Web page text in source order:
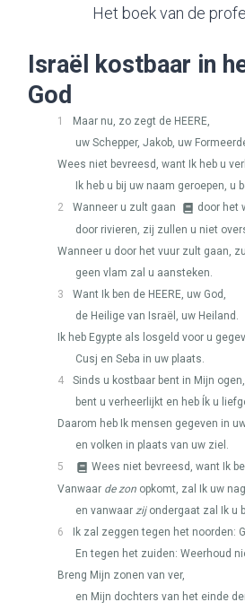
Het boek van de
Israël kostbaar in
God
1 Maar nu, zo zegt de HEERE,
uw Schepper, Jakob, uw
Wees niet bevreesd, want Ik heb u
Ik heb u bij uw naam geroepen, u
2
Wanneer u zult gaan
door het
door rivieren, zij zullen u niet
Wanneer u door het vuur zult gaan,
geen vlam zal u aansteken.
3
Want Ik ben de HEERE, uw God,
de Heilige van Israël, uw Heiland.
Ik heb Egypte als losgeld voor u
Cusj en Seba in uw plaats.
4
Sinds u kostbaar bent in Mijn ogen,
bent u verheerlijkt en heb Ík u
Daarom heb Ik mensen gegeven in
en volken in plaats van uw ziel.
5
Wees niet bevreesd, want Ik
Vanwaar de zon opkomt, zal Ik uw
en vanwaar zijondergaat zal Ik u
6
Ik zal zeggen tegen het noorden:
En tegen het zuiden: Weerhoud
Breng Mijn zonen van ver,
en Mijn dochters van het einde